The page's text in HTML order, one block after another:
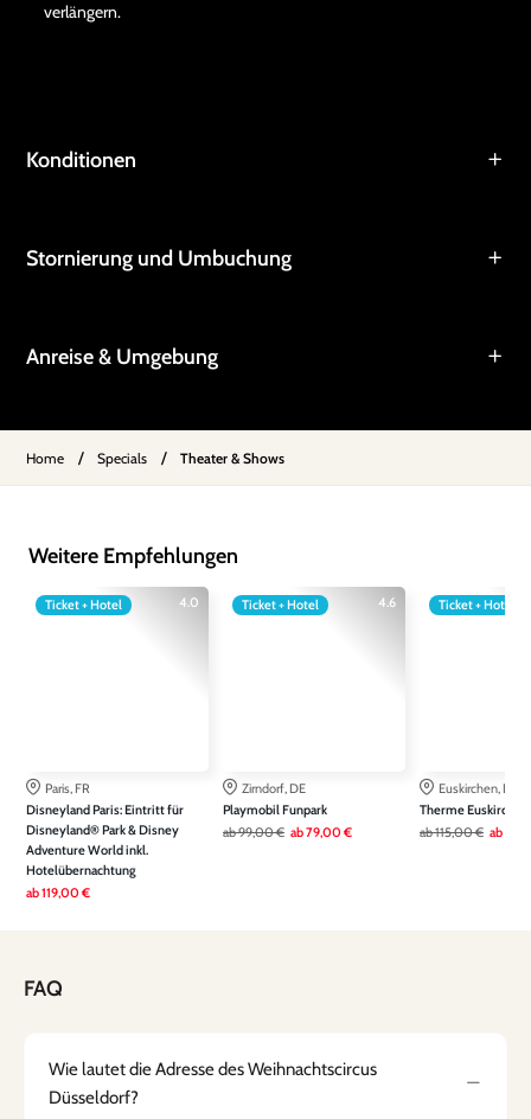
verlängern.
Konditionen
Stornierung und Umbuchung
Anreise & Umgebung
Home / Specials / Theater & Shows
Weitere Empfehlungen
4.0
Ticket + Hotel
Paris, FR
Disneyland Paris: Eintritt für
Disneyland® Park & Disney
Adventure World inkl.
Hotelübernachtung
ab119,00 €
4.6
Ticket + Hotel
Zirndorf, DE
Playmobil Funpark
ab99,00 € ab79,00 €
Ticket + Hotel
Euskirchen, DE
Therme Euskirchen
ab115,00 € ab
FAQ
Wie lautet die Adresse des Weihnachtscircus
Düsseldorf?